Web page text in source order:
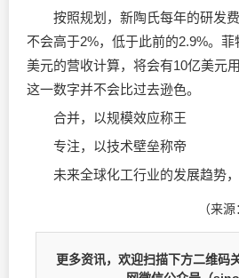
按照规划，新陶氏每年的研发费
不会高于2%，低于此前的2.9%。
美元的营收计算，将会有10亿美元
这一数字并不会比过去逊色。
合并，以规模效应称王
专注，以技术壁垒称帝
未来全球化工行业的发展趋势，
（来
更多资讯，欢迎扫描下方二维码